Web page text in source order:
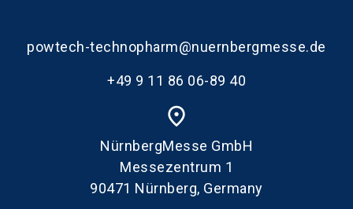
powtech-technopharm@nuernbergmesse.de
+49 9 11 86 06-89 40
place
NürnbergMesse GmbH
Messezentrum 1
90471 Nürnberg, Germany